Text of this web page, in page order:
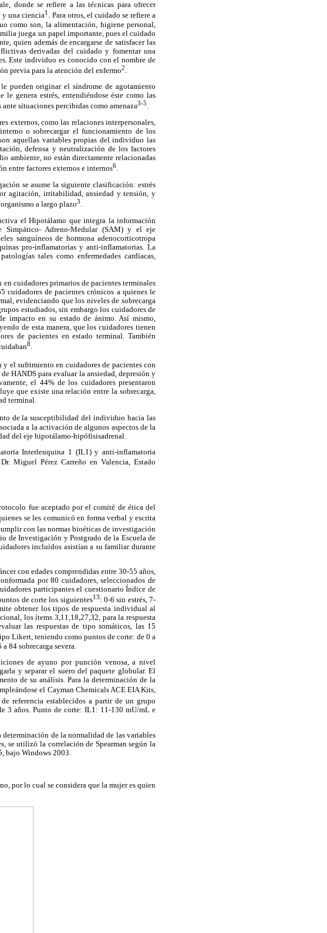
donde se refiere a las técnicas para ofrecer
y una ciencia1. Para otros, el cuidado se refiere a
como son, la alimentación, higiene personal,
juega un papel importante, pues el cuidado
quien además de encargarse de satisfacer las
derivadas del cuidado y fomentar una
Este individuo es conocido con el nombre de
previa para la atención del enfermo2.
pueden originar el síndrome de agotamiento
genera estrés, entendiéndose éste como las
situaciones percibidas como amenaza3-5.
externos, como las relaciones interpersonales,
o sobrecargar el funcionamiento de los
aquellas variables propias del individuo las
defensa y neutralización de los factores
ambiente, no están directamente relacionadas
entre factores externos e internos6.
se asume la siguiente clasificación: estrés
agitación, irritabilidad, ansiedad y tensión, y
a largo plazo3.
el Hipotálamo que integra la información
Simpático- Adreno-Medular (SAM) y el eje
sanguíneos de hormona adenocorticotropa
pro-inflamatorias y anti-inflamatorias. La
tales como enfermedades cardíacas,
cuidadores primarios de pacientes terminales
cuidadores de pacientes crónicos a quienes le
evidenciando que los niveles de sobrecarga
estudiados, sin embargo los cuidadores de
impacto en su estado de ánimo. Así mismo,
de esta manera, que los cuidadores tienen
de pacientes en estado terminal. También
8.
el sufrimiento en cuidadores de pacientes con
HANDS para evaluar la ansiedad, depresión y
el 44% de los cuidadores presentaron
que existe una relación entre la sobrecarga,
terminal.
de la susceptibilidad del individuo hacia las
a la activación de algunos aspectos de la
del eje hipotálamo-hipófisisadrenal.
Interleuquina 1 (IL1) y anti-inflamatoria
Miguel Pérez Carreño en Valencia, Estado
fue aceptado por el comité de ética del
se les comunicó en forma verbal y escrita
con las normas bioéticas de investigación
de Investigación y Postgrado de la Escuela de
incluidos asistían a su familiar durante
con edades comprendidas entre 30-55 años,
por 80 cuidadores, seleccionados de
participantes el cuestionario Índice de
de corte los siguientes13: 0-6 sin estrés, 7-
obtener los tipos de respuesta individual al
los ítems 3,11,18,27,32, para la respuesta
las respuestas de tipo somáticos, las 15
Likert, teniendo como puntos de corte: de 0 a
84 sobrecarga severa.
de ayuno por punción venosa, a nivel
y separar el suero del paquete globular. El
de su análisis. Para la determinación de la
el Cayman Chemicals ACE EIA Kits,
referencia establecidos a partir de un grupo
3 años. Punto de corte: IL1: 11-130 mU/mL e
determinación de la normalidad de las variables
se utilizó la correlación de Spearman según la
bajo Windows 2003.
por lo cual se considera que la mujer es quien